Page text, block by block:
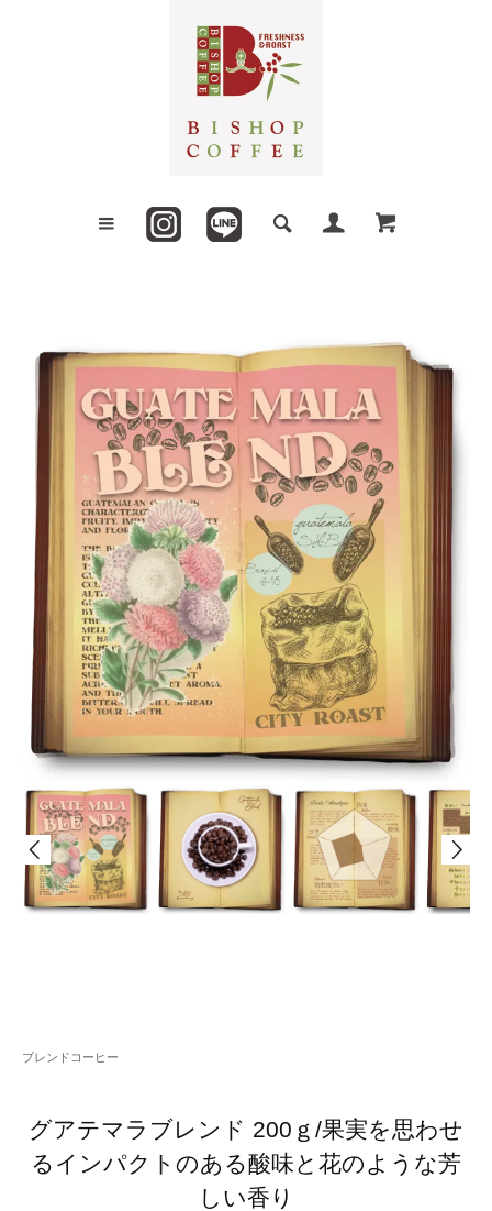
ブレンドコーヒー
グアテマラブレンド 200ｇ/果実を思わせ
るインパクトのある酸味と花のような芳
しい香り